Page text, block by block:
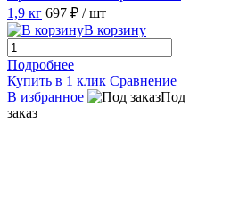
1,9 кг 697 ₽ / шт
В корзину
Подробнее
Купить в 1 клик Сравнение
В избранное
Под
заказ